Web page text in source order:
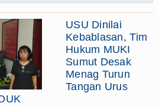
USU Dinilai
Kebablasan, Tim
Hukum MUKI
Sumut Desak
Menag Turun
Tangan Urus